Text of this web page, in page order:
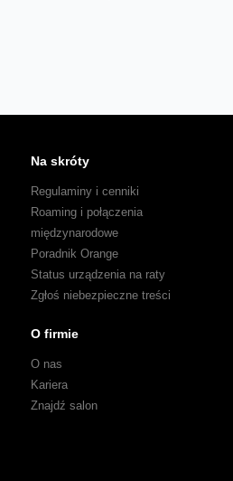
Na skróty
Regulaminy i cenniki
Roaming i połączenia
międzynarodowe
Poradnik Orange
Status urządzenia na raty
Zgłoś niebezpieczne treści
O firmie
O nas
Kariera
Znajdź salon